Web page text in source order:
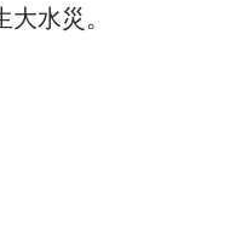
水災。